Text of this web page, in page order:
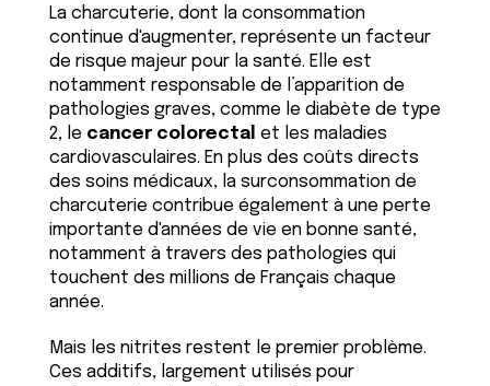
La charcuterie, dont la consommation
continue d'augmenter, représente un facteur
de risque majeur pour la santé. Elle est
notamment responsable de l’apparition de
pathologies graves, comme le diabète de type
2, le cancer colorectal et les maladies
cardiovasculaires. En plus des coûts directs
des soins médicaux, la surconsommation de
charcuterie contribue également à une perte
importante d'années de vie en bonne santé,
notamment à travers des pathologies qui
touchent des millions de Français chaque
année.
Mais les nitrites restent le premier problème.
Ces additifs, largement utilisés pour